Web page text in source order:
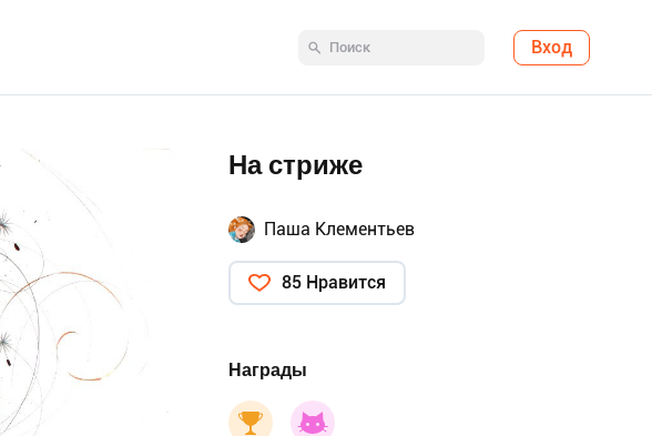
Вход
На стриже
Паша Клементьев
85 Нравится
Награды